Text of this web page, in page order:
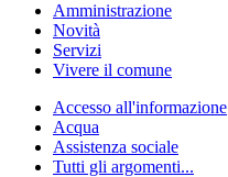
Amministrazione
Novità
Servizi
Vivere il comune
Accesso all'informazione
Acqua
Assistenza sociale
Tutti gli argomenti...